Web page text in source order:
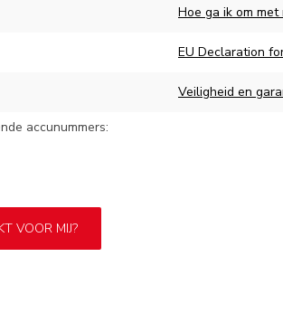
Hoe ga ik om
EU Declaration
Veiligheid en
accunummers:
VOOR MIJ?